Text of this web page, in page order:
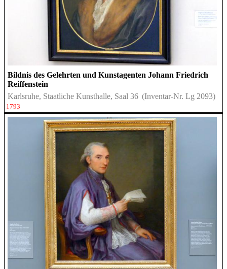
Bildnis des Gelehrten und Kunstagenten Johann Friedrich
Reiffenstein
Karlsruhe, Staatliche Kunsthalle, Saal 36 (Inventar-Nr. Lg 2093)
1793